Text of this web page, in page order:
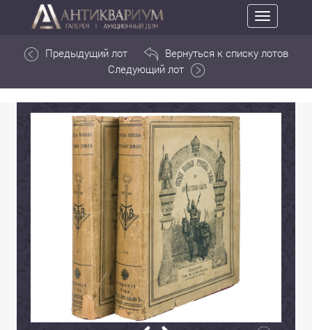
Toggle
navigation
Предыдущий лот
Вернуться к списку лотов
Следующий лот